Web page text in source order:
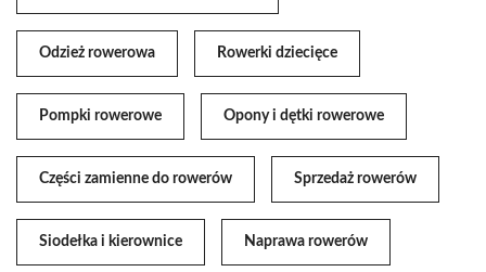
Odzież rowerowa Rowerki dziecięce
Pompki rowerowe Opony i dętki rowerowe
Części zamienne do rowerów Sprzedaż rowerów
Siodełka i kierownice Naprawa rowerów